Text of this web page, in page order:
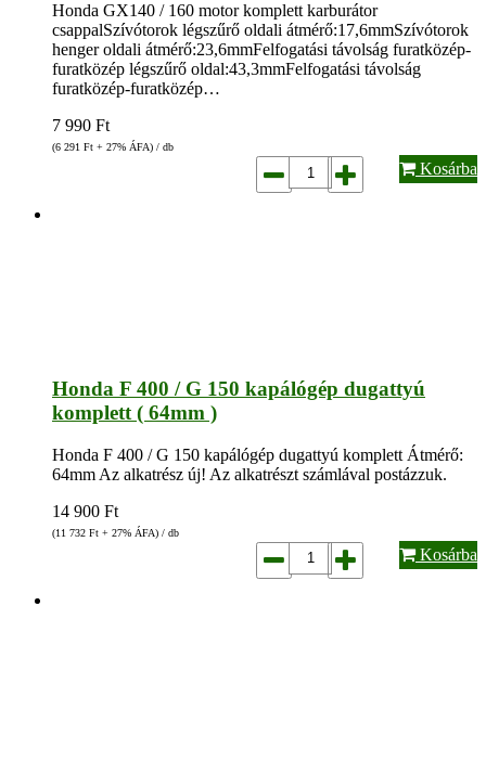
Honda GX140 / 160 motor komplett karburátor
csappalSzívótorok légszűrő oldali átmérő:17,6mmSzívótorok
henger oldali átmérő:23,6mmFelfogatási távolság furatközép-
furatközép légszűrő oldal:43,3mmFelfogatási távolság
furatközép-furatközép…
7 990 Ft
(6 291 Ft + 27% ÁFA) / db
Kosárba
Honda F 400 / G 150 kapálógép dugattyú
komplett ( 64mm )
Honda F 400 / G 150 kapálógép dugattyú komplett Átmérő:
64mm Az alkatrész új! Az alkatrészt számlával postázzuk.
14 900 Ft
(11 732 Ft + 27% ÁFA) / db
Kosárba